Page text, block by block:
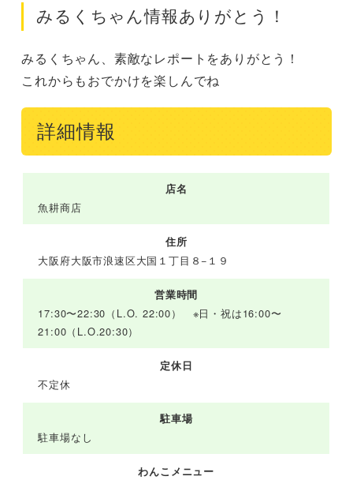
みるくちゃん情報ありがとう！
みるくちゃん、素敵なレポートをありがとう！
これからもおでかけを楽しんでね
詳細情報
店名
魚耕商店
住所
大阪府大阪市浪速区大国１丁目８−１９
営業時間
17:30〜22:30（L.O. 22:00） ※日・祝は16:00〜
21:00（L.O.20:30）
定休日
不定休
駐車場
駐車場なし
わんこメニュー